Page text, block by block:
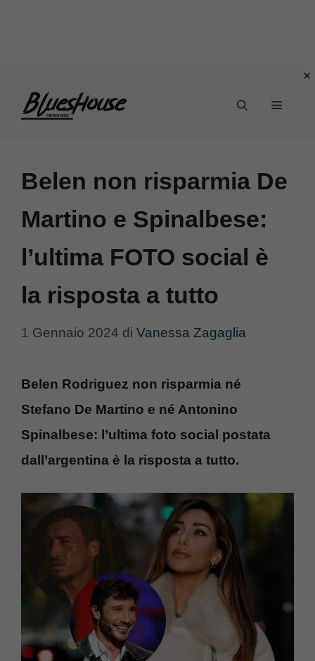
Menu
Belen non risparmia De
Martino e Spinalbese:
l’ultima FOTO social è
la risposta a tutto
1 Gennaio 2024 di Vanessa Zagaglia
Belen Rodriguez non risparmia né
Stefano De Martino e né Antonino
Spinalbese: l’ultima foto social postata
dall’argentina è la risposta a tutto.